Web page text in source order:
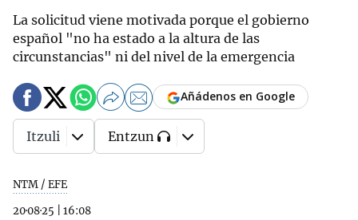
La solicitud viene motivada porque el gobierno
español "no ha estado a la altura de las
circunstancias" ni del nivel de la emergencia
NTM / EFE
20·08·25
16:08
Añádenos en Google
Itzuli Entzun